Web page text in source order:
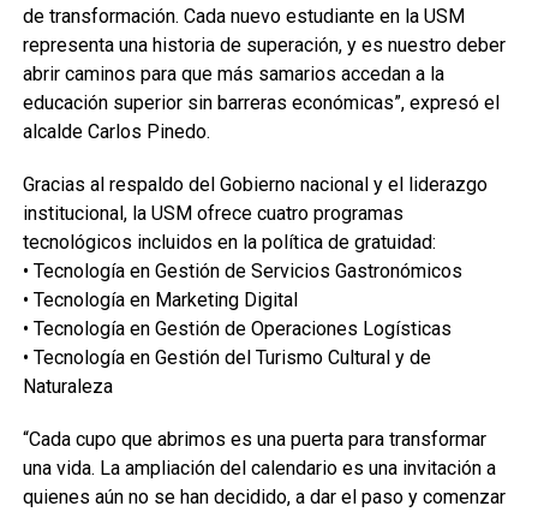
de transformación. Cada nuevo estudiante en la USM
representa una historia de superación, y es nuestro deber
abrir caminos para que más samarios accedan a la
educación superior sin barreras económicas”, expresó el
alcalde Carlos Pinedo.
Gracias al respaldo del Gobierno nacional y el liderazgo
institucional, la USM ofrece cuatro programas
tecnológicos incluidos en la política de gratuidad:
• Tecnología en Gestión de Servicios Gastronómicos
• Tecnología en Marketing Digital
• Tecnología en Gestión de Operaciones Logísticas
• Tecnología en Gestión del Turismo Cultural y de
Naturaleza
“Cada cupo que abrimos es una puerta para transformar
una vida. La ampliación del calendario es una invitación a
quienes aún no se han decidido, a dar el paso y comenzar